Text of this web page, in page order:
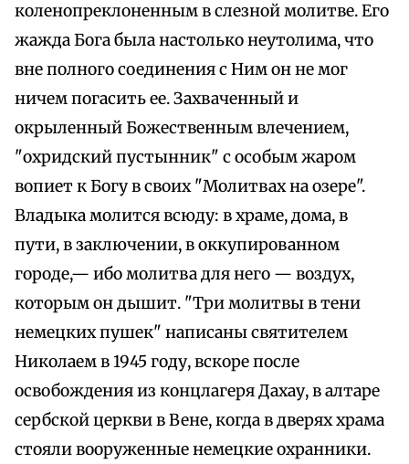
коленопреклоненным в слезной молитве. Его
жажда Бога была настолько неутолима, что
вне полного соединения с Ним он не мог
ничем погасить ее. Захваченный и
окрыленный Божественным влечением,
"охридский пустынник" с особым жаром
вопиет к Богу в своих "Молитвах на озере".
Владыка молится всюду: в храме, дома, в
пути, в заключении, в оккупированном
городе,— ибо молитва для него — воздух,
которым он дышит. "Три молитвы в тени
немецких пушек" написаны святителем
Николаем в 1945 году, вскоре после
освобождения из концлагеря Дахау, в алтаре
сербской церкви в Вене, когда в дверях храма
стояли вооруженные немецкие охранники.